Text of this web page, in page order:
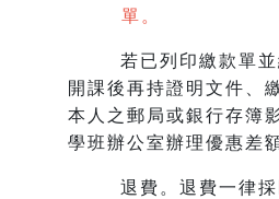
單。
若已列印繳款單
開課後再持證明文件、
本人之郵局或銀行存簿
學班辦公室辦理優惠差
退費。退費一律